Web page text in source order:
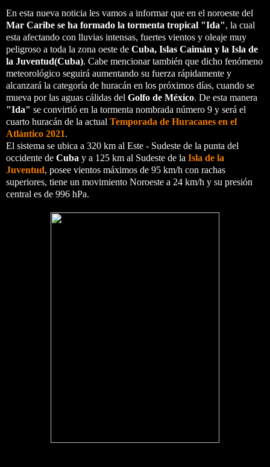
En esta nueva noticia les vamos a informar que en el noroeste del
Mar Caribe se ha formado la tormenta tropical "Ida", la cual
esta afectando con lluvias intensas, fuertes vientos y oleaje muy
peligroso a toda la zona oeste de Cuba, Islas Caimán y la Isla de
la Juventud(Cuba). Cabe mencionar también que dicho fenómeno
meteorológico seguirá aumentando su fuerza rápidamente y
alcanzará la categoría de huracán en los próximos días, cuando se
mueva por las aguas cálidas del Golfo de México. De esta manera
"Ida" se convirtió en la tormenta nombrada número 9 y será el
cuarto huracán de la actual Temporada de Huracanes en el
Atlántico 2021.
El sistema se ubica a 320 km al Este - Sudeste de la punta del
occidente de Cuba y a 125 km al Sudeste de la Isla de la
Juventud, posee vientos máximos de 95 km/h con rachas
superiores, tiene un movimiento Noroeste a 24 km/h y su presión
central es de 996 hPa.